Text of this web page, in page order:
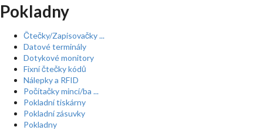
Pokladny
Čtečky/Zapisovačky ...
Datové terminály
Dotykové monitory
Fixní čtečky kódů
Nálepky a RFID
Počítačky mincí/ba ...
Pokladní tiskárny
Pokladní zásuvky
Pokladny